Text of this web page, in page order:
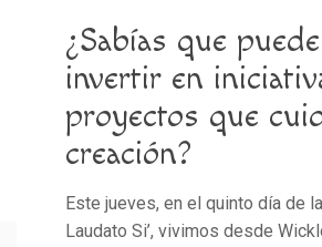
¿Sabías que
invertir en
proyectos que
creación?
Este jueves, en el quinto día de
Laudato Si’, vivimos desde